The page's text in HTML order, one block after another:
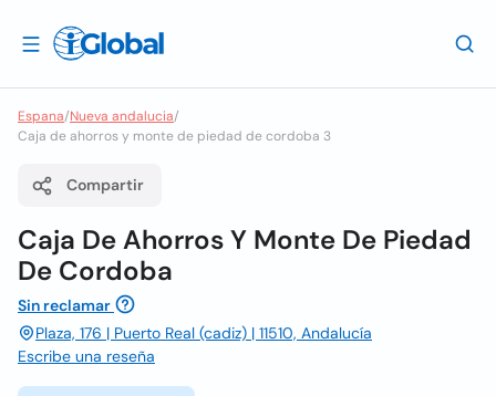
Espana/Nueva andalucia/
Caja de ahorros y monte de piedad de cordoba 3
Compartir
Caja De Ahorros Y Monte De Piedad
De Cordoba
Sin reclamar
Plaza, 176 | Puerto Real (cadiz) | 11510, Andalucía
Escribe una reseña